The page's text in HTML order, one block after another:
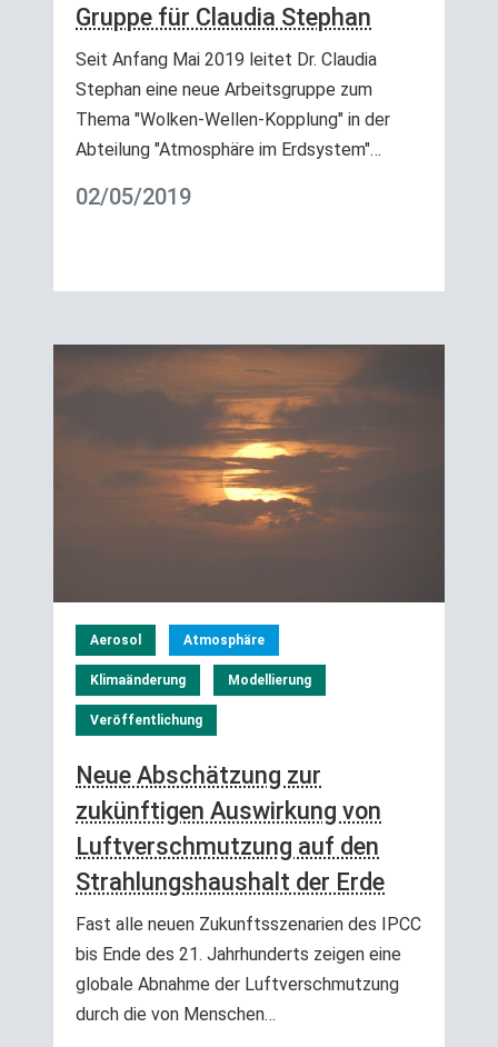
Gruppe für Claudia Stephan
Seit Anfang Mai 2019 leitet Dr. Claudia
Stephan eine neue Arbeitsgruppe zum
Thema "Wolken-Wellen-Kopplung" in der
Abteilung "Atmosphäre im Erdsystem"…
02/05/2019
Aerosol Atmosphäre
Klimaänderung Modellierung
Veröffentlichung
Neue Abschätzung zur
zukünftigen Auswirkung von
Luftverschmutzung auf den
Strahlungshaushalt der Erde
Fast alle neuen Zukunftsszenarien des IPCC
bis Ende des 21. Jahrhunderts zeigen eine
globale Abnahme der Luftverschmutzung
durch die von Menschen…